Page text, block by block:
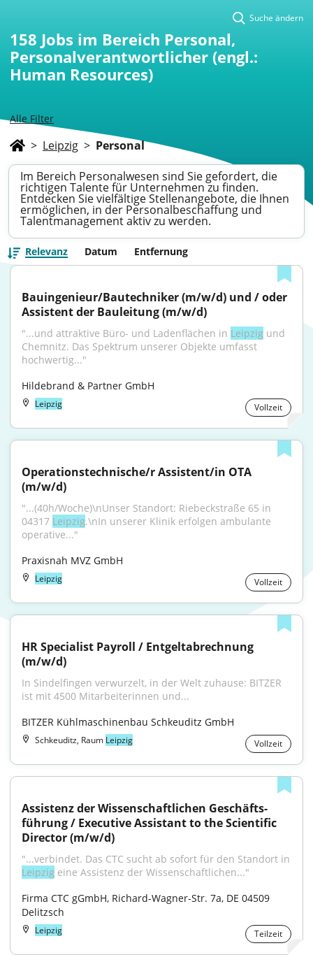
Alle Filter
Suche ändern
158 Jobs im Bereich Personal,
Personalverantwortlicher (engl.:
Human Resources)
> Leipzig > Personal
Im Bereich Personalwesen sind Sie gefordert, die
richtigen Talente für Unternehmen zu finden.
Entdecken Sie vielfältige Stellenangebote, die Ihnen
ermöglichen, in der Personalbeschaffung und
Talentmanagement aktiv zu werden.
Relevanz Datum Entfernung
Bauingenieur/Bautechniker (m/w/d) und / oder
Assistent der Bauleitung (m/w/d)
"...und attraktive Büro- und Ladenflächen in Leipzig und
Chemnitz. Das Spektrum unserer Objekte umfasst
hochwertig..."
Hildebrand & Partner GmbH
Leipzig Vollzeit
Operationstechnische/r Assistent/in OTA
(m/w/d)
"...(40h/Woche)\nUnser Standort: Riebeckstraße 65 in
04317 Leipzig.\nIn unserer Klinik erfolgen ambulante
operative..."
Praxisnah MVZ GmbH
Leipzig Vollzeit
HR Specialist Payroll / Entgeltabrechnung
(m/w/d)
In Sindelfingen verwurzelt, in der Welt zuhause: BITZER
ist mit 4500 Mitarbeiterinnen und...
BITZER Kühlmaschinenbau Schkeuditz GmbH
Schkeuditz, Raum Leipzig Vollzeit
Assistenz der Wissenschaftlichen Geschäfts­
führung / Executive Assistant to the Scientific
Director (m/w/d)
Leipzig eine Assistenz der Wissenschaftlichen..."
Firma CTC gGmbH, Richard-Wagner-Str. 7a, DE 04509
Delitzsch
Leipzig Teilzeit